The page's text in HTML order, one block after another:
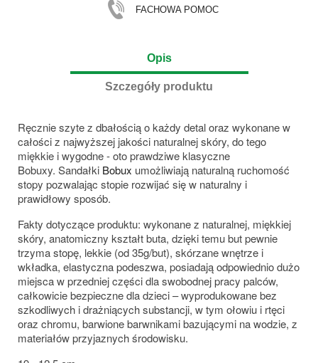
FACHOWA POMOC
Opis
Szczegóły produktu
Ręcznie szyte z dbałością o każdy detal oraz wykonane w
całości z najwyższej jakości naturalnej skóry, do tego
miękkie i wygodne - oto prawdziwe klasyczne
Bobuxy. Sandałki Bobux umożliwiają naturalną ruchomość
stopy pozwalając stopie rozwijać się w naturalny i
prawidłowy sposób.
Fakty dotyczące produktu: wykonane z naturalnej, miękkiej
skóry, anatomiczny kształt buta, dzięki temu but pewnie
trzyma stopę, lekkie (od 35g/but), skórzane wnętrze i
wkładka, elastyczna podeszwa, posiadają odpowiednio dużo
miejsca w przedniej części dla swobodnej pracy palców,
całkowicie bezpieczne dla dzieci – wyprodukowane bez
szkodliwych i drażniących substancji, w tym ołowiu i rtęci
oraz chromu, barwione barwnikami bazującymi na wodzie, z
materiałów przyjaznych środowisku.